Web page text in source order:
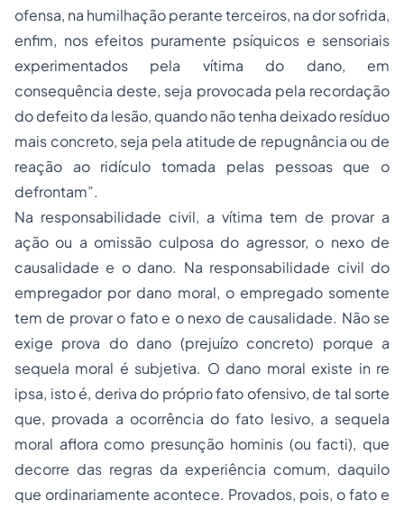
ofensa, na humilhação perante terceiros, na dor sofrida,
enfim, nos efeitos puramente psíquicos e sensoriais
experimentados pela vítima do dano, em
consequência deste, seja provocada pela recordação
do defeito da lesão, quando não tenha deixado resíduo
mais concreto, seja pela atitude de repugnância ou de
reação ao ridículo tomada pelas pessoas que o
defrontam”.
Na responsabilidade civil, a vítima tem de provar a
ação ou a omissão culposa do agressor, o nexo de
causalidade e o dano. Na responsabilidade civil do
empregador por dano moral, o empregado somente
tem de provar o fato e o nexo de causalidade. Não se
exige prova do dano (prejuízo concreto) porque a
sequela moral é subjetiva. O dano moral existe in re
ipsa, isto é, deriva do próprio fato ofensivo, de tal sorte
que, provada a ocorrência do fato lesivo, a sequela
moral aflora como presunção hominis (ou facti), que
decorre das regras da experiência comum, daquilo
que ordinariamente acontece. Provados, pois, o fato e